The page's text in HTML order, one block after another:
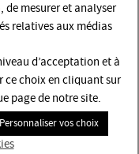
?
mesurer et analyser
relatives aux médias
d’acceptation et à
choix en cliquant sur
page de notre site.
Personnaliser vos choix